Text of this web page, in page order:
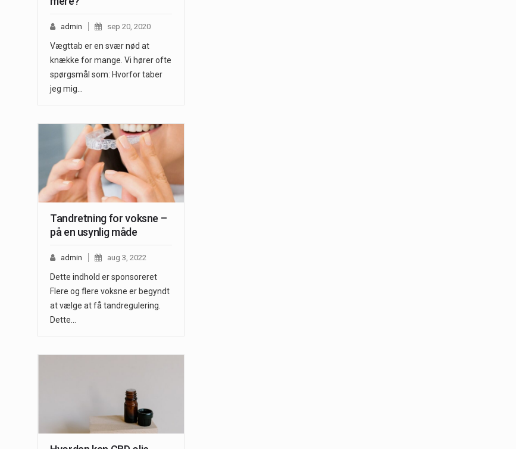
admin sep 20, 2020
Vægttab er en svær nød at
knække for mange. Vi hører ofte
spørgsmål som: Hvorfor taber
jeg mig…
Tandretning for voksne –
på en usynlig måde
admin aug 3, 2022
Dette indhold er sponsoreret
Flere og flere voksne er begyndt
at vælge at få tandregulering.
Dette…